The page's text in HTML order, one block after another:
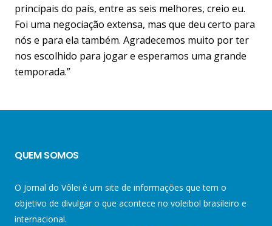
principais do país, entre as seis melhores, creio eu.
Foi uma negociação extensa, mas que deu certo para
nós e para ela também. Agradecemos muito por ter
nos escolhido para jogar e esperamos uma grande
temporada.”
QUEM SOMOS
O Jornal do Vôlei é um site de informações que tem o
objetivo de divulgar o que acontece no voleibol brasileiro e
internacional.